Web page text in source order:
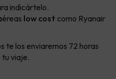
indicártelo.
low cost como Ryanair
te los enviaremos 72 horas
tu viaje.